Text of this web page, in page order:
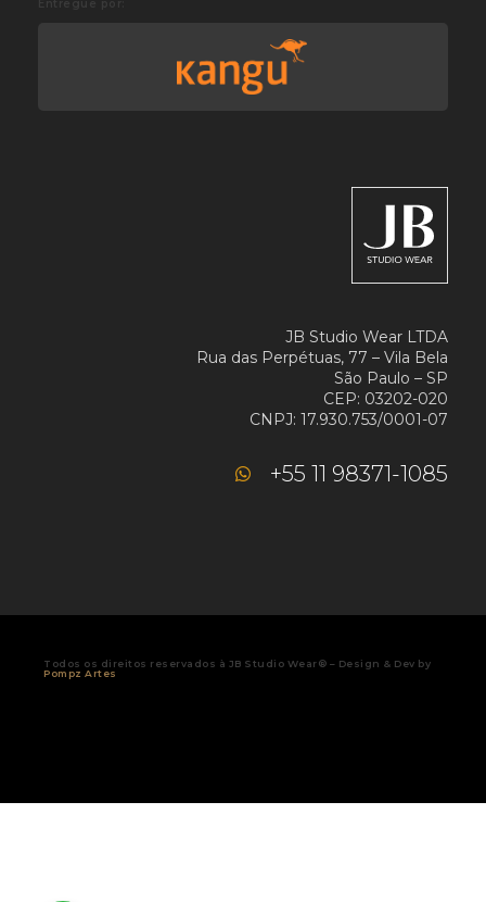
JB Studio Wear LTDA
Rua das Perpétuas, 77 – Vila Bela
São Paulo – SP
CEP: 03202-020
CNPJ: 17.930.753/0001-07
+55 11 98371-1085
Todos os direitos reservados à JB Studio Wear® – Design & Dev by
Pompz Artes